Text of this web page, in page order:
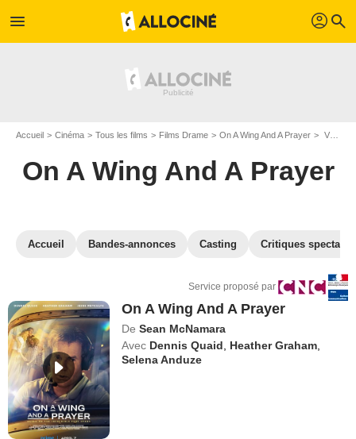
menu profil search
Accueil Cinéma Tous les films Films Drame On A Wing And A Prayer VOD On A Wing And A Prayer
On A Wing And A Prayer
Accueil Bandes-annonces Casting Critiques
Service proposé par
On A Wing And A Prayer
De Sean McNamara
Avec Dennis Quaid Heather Graham
Selena Anduze